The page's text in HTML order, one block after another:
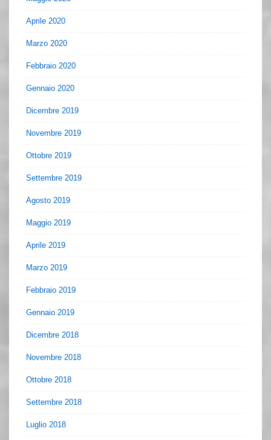
Aprile 2020
Marzo 2020
Febbraio 2020
Gennaio 2020
Dicembre 2019
Novembre 2019
Ottobre 2019
Settembre 2019
Agosto 2019
Maggio 2019
Aprile 2019
Marzo 2019
Febbraio 2019
Gennaio 2019
Dicembre 2018
Novembre 2018
Ottobre 2018
Settembre 2018
Luglio 2018